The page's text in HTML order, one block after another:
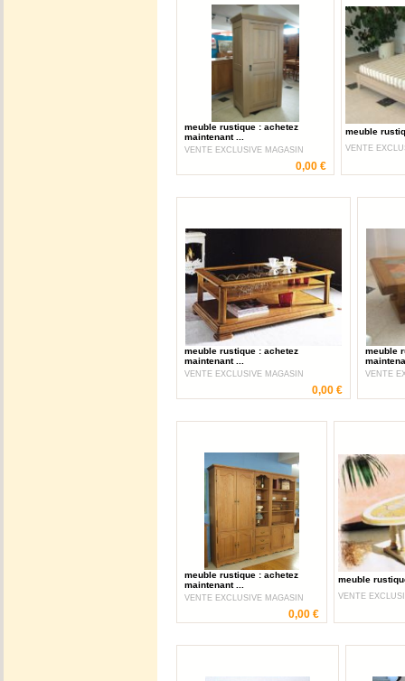
meuble rustique : achetez
maintenant ...
VENTE EXCLUSIVE MAGASIN
0,00 €
meuble
VENTE
meuble rustique : achetez
maintenant ...
VENTE EXCLUSIVE MAGASIN
0,00 €
meuble
VENTE
meuble rustique : achetez
maintenant ...
VENTE EXCLUSIVE MAGASIN
0,00 €
meuble
VENTE